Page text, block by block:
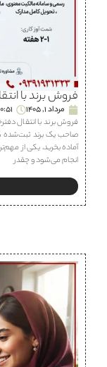
فروش برند با
مرداد 1, 1405
10:51
فروش برند با انتقال
صاحب یک برند ثبت‌شده
آماده بخرید، یکی از
انجام می‌شود و چقدر